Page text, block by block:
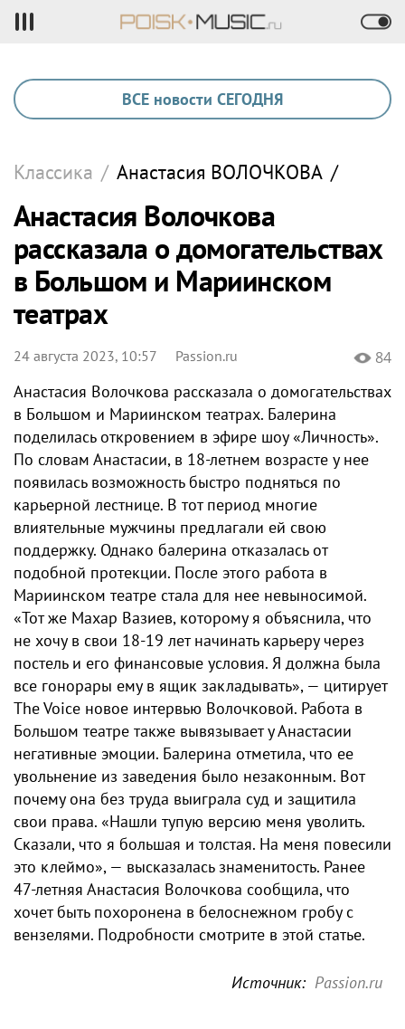
ВСЕ новости СЕГОДНЯ
Классика / Анастасия ВОЛОЧКОВА /
Анастасия Волочкова
рассказала о домогательствах
в Большом и Мариинском
театрах
24 августа 2023, 10:57 Passion.ru 84
Анастасия Волочкова рассказала о домогательствах
в Большом и Мариинском театрах. Балерина
поделилась откровением в эфире шоу «Личность».
По словам Анастасии, в 18-летнем возрасте у нее
появилась возможность быстро подняться по
карьерной лестнице. В тот период многие
влиятельные мужчины предлагали ей свою
поддержку. Однако балерина отказалась от
подобной протекции. После этого работа в
Мариинском театре стала для нее невыносимой.
«Тот же Махар Вазиев, которому я объяснила, что
не хочу в свои 18-19 лет начинать карьеру через
постель и его финансовые условия. Я должна была
все гонорары ему в ящик закладывать», — цитирует
The Voice новое интервью Волочковой. Работа в
Большом театре также вывязывает у Анастасии
негативные эмоции. Балерина отметила, что ее
увольнение из заведения было незаконным. Вот
почему она без труда выиграла суд и защитила
свои права. «Нашли тупую версию меня уволить.
Сказали, что я большая и толстая. На меня повесили
это клеймо», — высказалась знаменитость. Ранее
47-летняя Анастасия Волочкова сообщила, что
хочет быть похоронена в белоснежном гробу с
вензелями. Подробности смотрите в этой статье.
Источник: Passion.ru